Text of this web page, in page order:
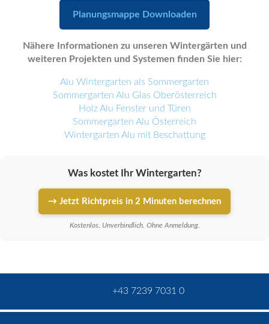
Planungsmappe Downloaden
Nähere Informationen zu unseren Wintergärten und
weiteren Projekten und Systemen finden Sie hier:
Alu Wintergarten als Sommergarten
Sommergarten Alu Glas Oberösterreich
Holz Alu Fenster und Türen
Sommergarten Alu Österreich
Wintergarten Alu mit Beschattung
Was kostet Ihr Wintergarten?
→ Jetzt Richtpreis in 2 Minuten berechnen
Kostenlos. Unverbindlich. Ohne Anmeldung.
+43 7239 7031 0